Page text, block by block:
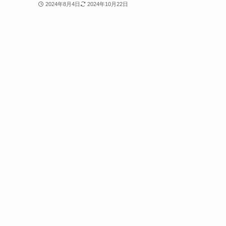
2024年8月4日 2024年10月22日